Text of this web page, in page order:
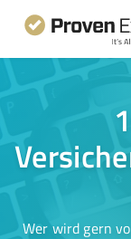
Wer wird gern